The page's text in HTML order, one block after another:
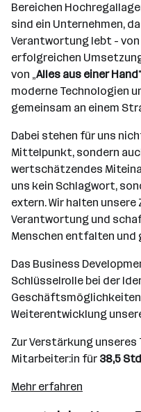
Bereichen
sind ein Unternehmen,
Verantwortung lebt -
erfolgreichen
von „Alles aus einer Hand
moderne Technologien
gemeinsam an einem
Dabei stehen für uns
Mittelpunkt, sondern
wertschätzendes
uns kein Schlagwort,
extern. Wir halten unsere
Verantwortung und
Menschen entfalten und
Das Business
Schlüsselrolle bei der
Weiterentwicklung
Zur Verstärkung unseres
Mitarbeiter:in für 38,5
Mehr erfahren